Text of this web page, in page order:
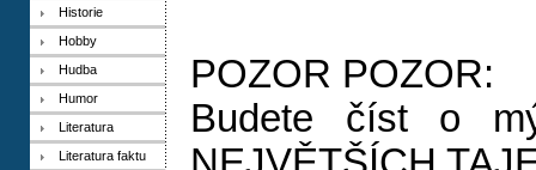
Historie
Hobby
Hudba
Humor
Literatura
Literatura faktu
POZOR POZOR:
Budete číst o